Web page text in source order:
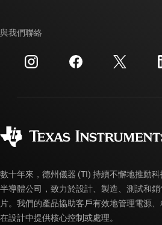
投資人關系
製造
交互參考搜索
客戶支援中心
myTI 帳戶常見問題解答
訂購 FAQ
與我們聯絡
數十年來，德州儀器 (TI) 持續不懈地推動
半導體公司，致力於設計、製造、測試和
片。我們的產品協助客戶有效地管理電源
在設計中提供核心控制或處理。